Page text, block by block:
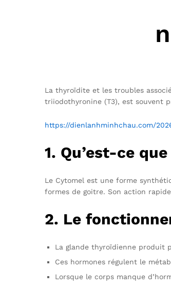
La thyroïdite et les troubles
triiodothyronine (T3), est souvent
https://dienlanhminhchau.com/
1. Qu’est-ce
Le Cytomel est une forme
formes de goitre. Son action
2. Le
La glande thyroïdienne produit
Ces hormones régulent le
Lorsque le corps manque